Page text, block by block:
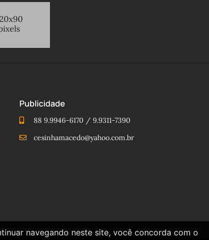
Publicidade
88 9.9946-6170 / 9.9311-7390
cesinhamacedo@yahoo.com.br
navegando neste site, você concorda com o